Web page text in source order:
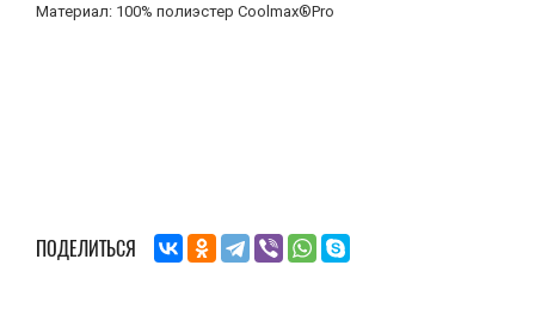
Материал: 100% полиэстер Coolmax®Pro
ПОДЕЛИТЬСЯ